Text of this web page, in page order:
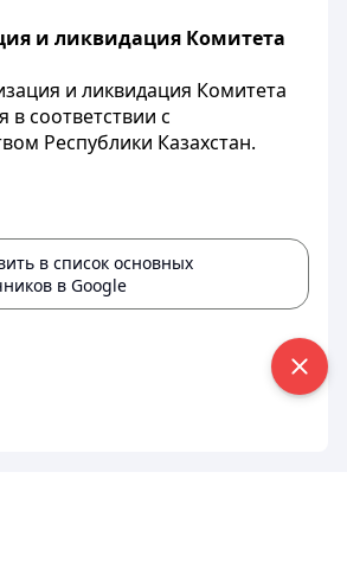
и ликвидация Комитета
и ликвидация Комитета
в соответствии с
Республики Казахстан.
в список основных
в Google